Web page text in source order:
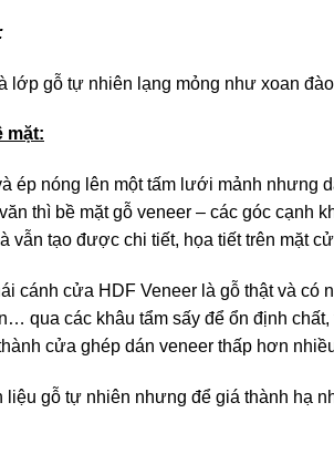
:
lớp gỗ tự nhiên lạng mỏng như xoan
mặt:
ép nóng lên một tấm lưới mảnh nhưng
thì bề mặt gỗ veneer – các góc
vẫn tạo được chi tiết, họa tiết trên mặt
cánh cửa HDF Veneer là gỗ thật và có
qua các khâu tẩm sấy để ổn định
cửa ghép dán veneer thấp hơn
liệu gỗ tự nhiên nhưng để giá thành hạ